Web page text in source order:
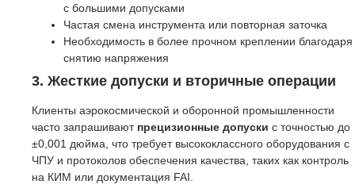
с большими допусками
Частая смена инструмента или повторная заточка
Необходимость в более прочном креплении благодаря
снятию напряжения
3. Жесткие допуски и вторичные операции
Клиенты аэрокосмической и оборонной промышленности
часто запрашивают прецизионные допуски с точностью до
±0,001 дюйма, что требует высококлассного оборудования с
ЧПУ и протоколов обеспечения качества, таких как контроль
на КИМ или документация FAI.